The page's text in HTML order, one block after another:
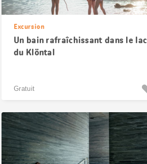
Excursion
Un bain rafraîchissant dans le lac
du Klöntal
Gratuit